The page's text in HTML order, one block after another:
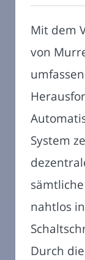
Mit dem
von
System
nahtlos
Durch